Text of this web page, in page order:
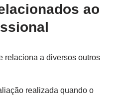
ao
relaciona a diversos outros
realizada quando o